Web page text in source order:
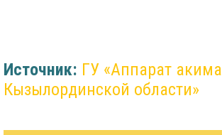
Источник: ГУ «Аппарат акима
Кызылординской области»